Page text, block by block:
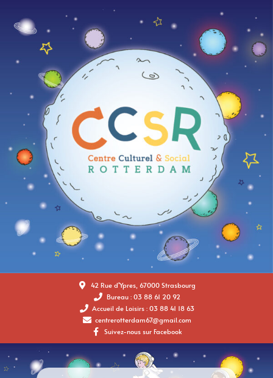
42 Rue d'Ypres, 67000 Strasbourg
Bureau : 03 88 61 20 92
Accueil de Loisirs : 03 88 41 18 63
centrerotterdam67@gmail.com
Suivez-nous sur Facebook